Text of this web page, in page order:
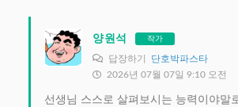
양원석 작가
답장하기 단호박파스타
2026년 07월 07일 9:10 오전
선생님 스스로 살펴보시는 능력이야말